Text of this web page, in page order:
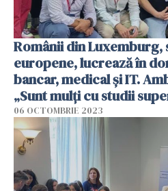
Românii din
europene, lucrează în
bancar, medical și IT.
„Sunt mulți cu studii
06 OCTOMBRIE 2023